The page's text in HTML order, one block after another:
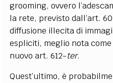
grooming, ovvero
la rete, previsto dall’art.
diffusione illecita di
espliciti, meglio nota
nuovo art. 612-ter.
Quest’ultimo, è